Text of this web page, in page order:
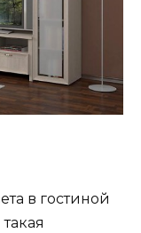
в гостиной